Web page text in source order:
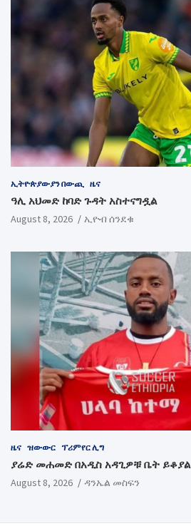
ኢትዮጵያውያን በውጪ ዜና
ዓሊ አህመድ ከባድ ጉዳት አስተናግዷል
August 8, 2026 ኢዮብ ሰንደቁ
ዜና ዝውውር ፕሪምየር ሊግ
ያሬድ መሐመድ በአዲስ አዳጊዎቹ ቤት ይቆያል
August 8, 2026 ዳንኤል መስፍን